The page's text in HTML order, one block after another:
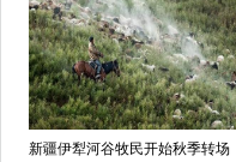
新疆伊犁河谷牧民开始秋季转场